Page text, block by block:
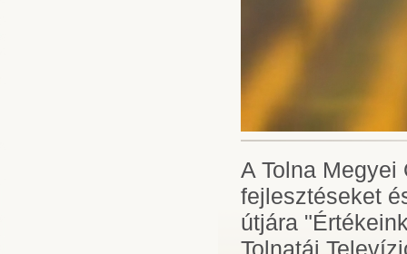
A Tolna
fejlesztéseket
útjára
Tolnatáj